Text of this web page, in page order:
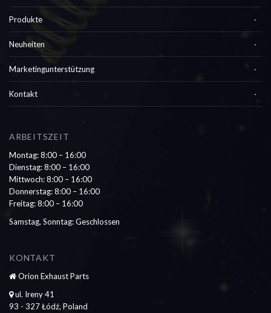
Produkte
Neuheiten
Marketingunterstützung
Kontakt
ARBEITSZEIT
Montag: 8:00 – 16:00
Dienstag: 8:00 – 16:00
Mittwoch: 8:00 – 16:00
Donnerstag: 8:00 – 16:00
Freitag: 8:00 – 16:00
Samstag, Sonntag: Geschlossen
KONTAKT
Orion Exhaust Parts
ul. Ireny 41
93 - 327 Łódź, Poland